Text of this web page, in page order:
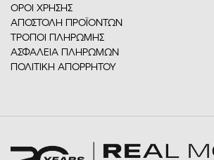
ΟΡΟΙ ΧΡΗΣΗΣ
ΑΠΟΣΤΟΛΗ ΠΡΟΪΟΝΤΩΝ
ΤΡΟΠΟΙ ΠΛΗΡΩΜΗΣ
ΑΣΦΑΛΕΙΑ ΠΛΗΡΩΜΩΝ
ΠΟΛΙΤΙΚΗ ΑΠΟΡΡΗΤΟΥ